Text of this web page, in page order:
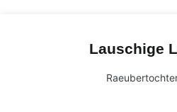
Lauschige